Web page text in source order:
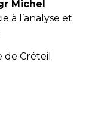
Michel
à l’analyse et
de Créteil